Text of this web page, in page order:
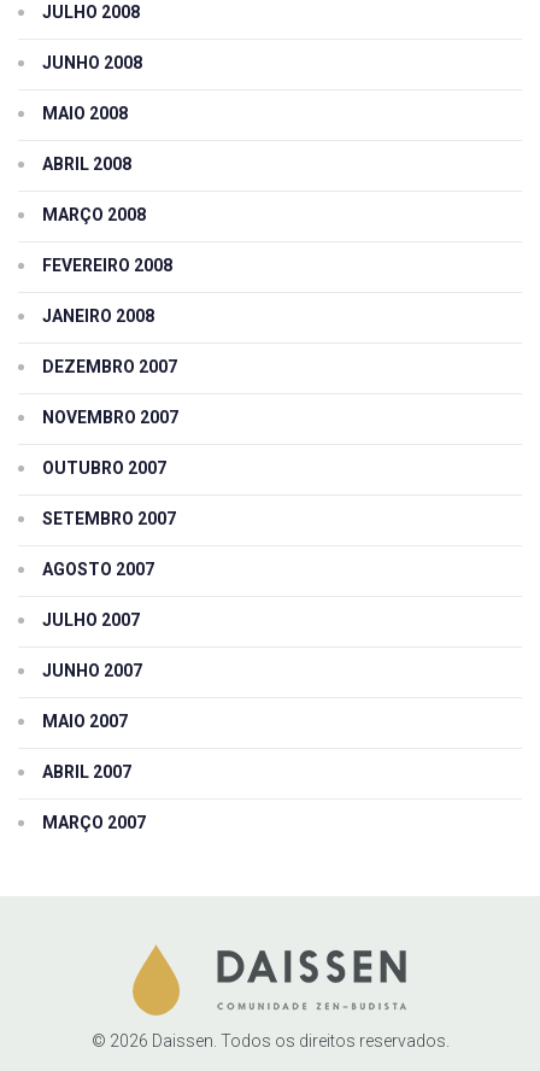
JULHO 2008
JUNHO 2008
MAIO 2008
ABRIL 2008
MARÇO 2008
FEVEREIRO 2008
JANEIRO 2008
DEZEMBRO 2007
NOVEMBRO 2007
OUTUBRO 2007
SETEMBRO 2007
AGOSTO 2007
JULHO 2007
JUNHO 2007
MAIO 2007
ABRIL 2007
MARÇO 2007
© 2026 Daissen. Todos os direitos reservados.